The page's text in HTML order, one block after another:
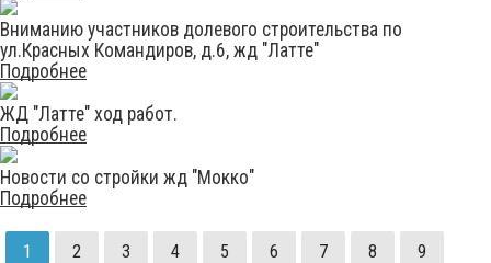
Вниманию участников долевого строительства по
ул.Красных Командиров, д.6, жд "Латте"
Подробнее
ЖД "Латте" ход работ.
Подробнее
Новости со стройки жд "Мокко"
Подробнее
1 2 3 4 5 6 7 8 9